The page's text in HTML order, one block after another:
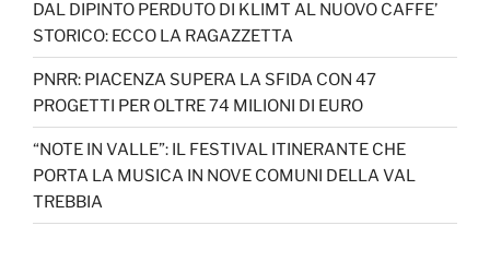
DAL DIPINTO PERDUTO DI KLIMT AL NUOVO CAFFE’
STORICO: ECCO LA RAGAZZETTA
PNRR: PIACENZA SUPERA LA SFIDA CON 47
PROGETTI PER OLTRE 74 MILIONI DI EURO
“NOTE IN VALLE”: IL FESTIVAL ITINERANTE CHE
PORTA LA MUSICA IN NOVE COMUNI DELLA VAL
TREBBIA